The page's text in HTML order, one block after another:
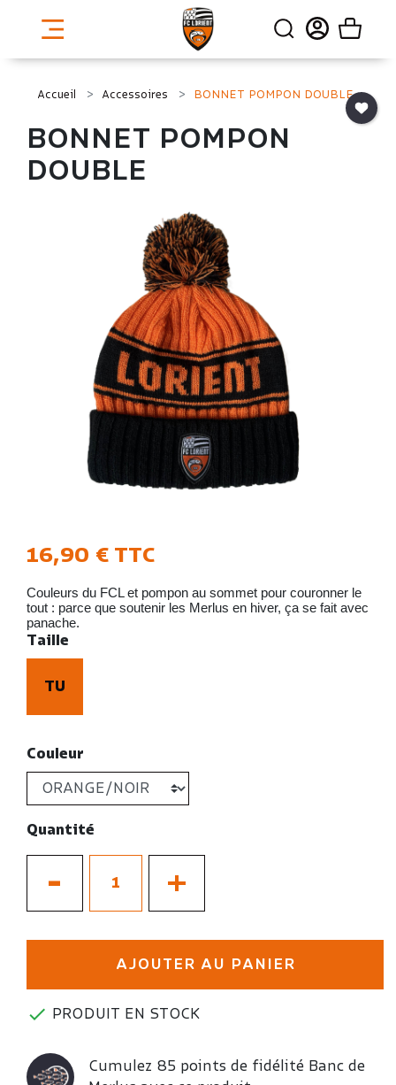
Accueil Accessoires BONNET POMPON DOUBLE
BONNET POMPON
DOUBLE
16,90 € TTC
Couleurs du FCL et pompon au sommet pour couronner le
tout : parce que soutenir les Merlus en hiver, ça se fait avec
panache.
Taille
TU
Couleur
Quantité
- +
AJOUTER AU PANIER
 PRODUIT EN STOCK
Cumulez 85 points de fidélité Banc de